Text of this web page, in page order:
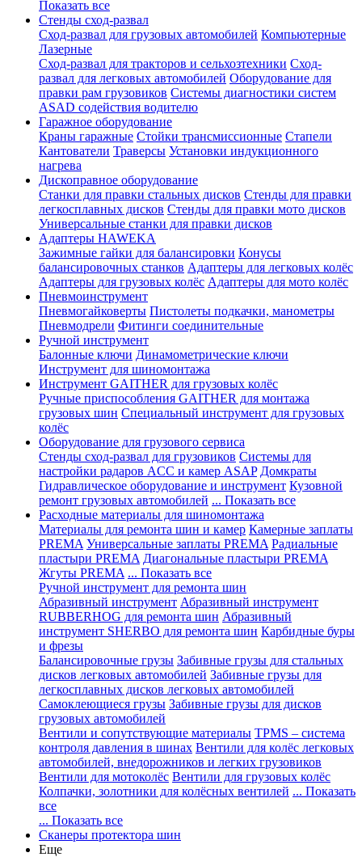
Показать все
Стенды сход-развал
Сход-развал для грузовых автомобилей Компьютерные
Лазерные
Сход-развал для тракторов и сельхозтехники Сход-
развал для легковых автомобилей Оборудование для
правки рам грузовиков Системы диагностики систем
ASAD содействия водителю
Гаражное оборудование
Краны гаражные Стойки трансмиссионные Стапели
Кантователи Траверсы Установки индукционного
нагрева
Дископравное оборудование
Станки для правки стальных дисков Стенды для правки
легкосплавных дисков Стенды для правки мото дисков
Универсальные станки для правки дисков
Адаптеры HAWEKA
Зажимные гайки для балансировки Конусы
балансировочных станков Адаптеры для легковых колёс
Адаптеры для грузовых колёс Адаптеры для мото колёс
Пневмоинструмент
Пневмогайковерты Пистолеты подкачки, манометры
Пневмодрели Фитинги соединительные
Ручной инструмент
Балонные ключи Динамометрические ключи
Инструмент для шиномонтажа
Инструмент GAITHER для грузовых колёс
Ручные приспособления GAITHER для монтажа
грузовых шин Специальный инструмент для грузовых
колёс
Оборудование для грузового сервиса
Стенды сход-развал для грузовиков Системы для
настройки радаров ACC и камер ASAP Домкраты
Гидравлическое оборудование и инструмент Кузовной
ремонт грузовых автомобилей ... Показать все
Расходные материалы для шиномонтажа
Материалы для ремонта шин и камер Камерные заплаты
PREMA Универсальные заплаты PREMA Радиальные
пластыри PREMA Диагональные пластыри PREMA
Жгуты PREMA ... Показать все
Ручной инструмент для ремонта шин
Абразивный инструмент Абразивный инструмент
RUBBERHOG для ремонта шин Абразивный
инструмент SHERBO для ремонта шин Карбидные буры
и фрезы
Балансировочные грузы Забивные грузы для стальных
дисков легковых автомобилей Забивные грузы для
легкосплавных дисков легковых автомобилей
Самоклеющиеся грузы Забивные грузы для дисков
грузовых автомобилей
Вентили и сопутствующие материалы TPMS – система
контроля давления в шинах Вентили для колёс легковых
автомобилей, внедорожников и легких грузовиков
Вентили для мотоколёс Вентили для грузовых колёс
Колпачки, золотники для колёсных вентилей ... Показать
все
... Показать все
Сканеры протектора шин
Еще